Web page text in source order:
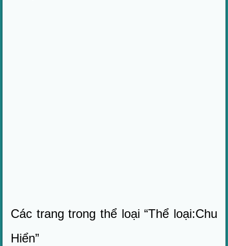
Các trang trong thể loại “Thể loại:Chu
Hiển”